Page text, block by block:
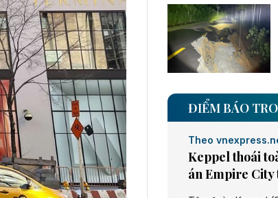
ĐIỂM BÁO
Theo
Keppel thoái
án Empire